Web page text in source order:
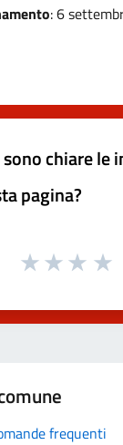
: 6
chiare le
pagina?
frequenti